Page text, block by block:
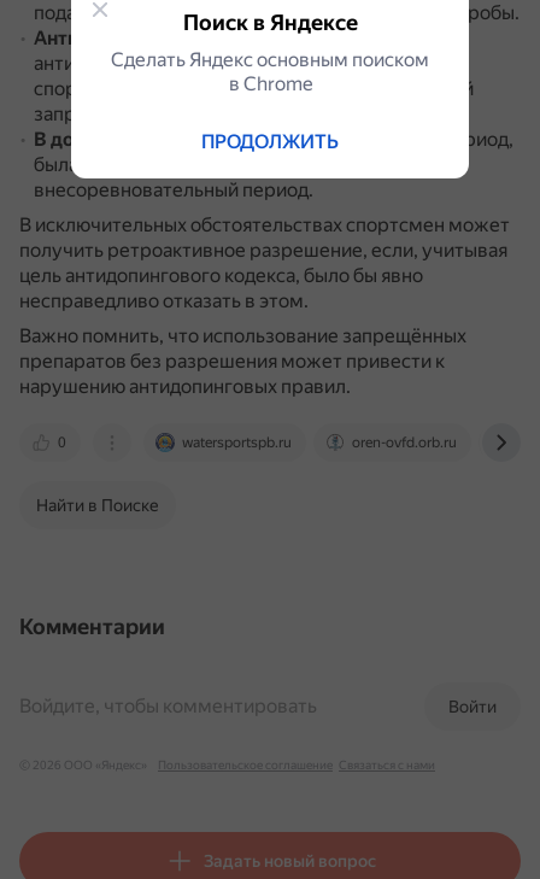
подать запрос на разрешение до сдачи допинг-пробы.
Антидопинговые правиланациональной
антидопинговой организации или федерации
спортсмена позволяют подавать ретроактивный
запрос.
В допинг-пробе
, взятой в соревновательный период,
была выявлена субстанция, принятая во
внесоревновательный период.
В исключительных обстоятельствах спортсмен может
получить ретроактивное разрешение, если, учитывая
цель антидопингового кодекса, было бы явно
несправедливо отказать в этом.
Важно помнить, что использование запрещённых
препаратов без разрешения может привести к
нарушению антидопинговых правил.
0 watersportspb.ru oren-ovfd.orb.ru
Найти в Поиске
Комментарии
Войти
Войдите, чтобы комментировать
© 2026 ООО «Яндекс» Пользовательское соглашение Связаться с нами
Задать новый вопрос
Поиск в Яндексе
Сделать Яндекс основным поиском
в Сhrome
ПРОДОЛЖИТЬ